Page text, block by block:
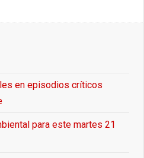
en episodios críticos
para este martes 21